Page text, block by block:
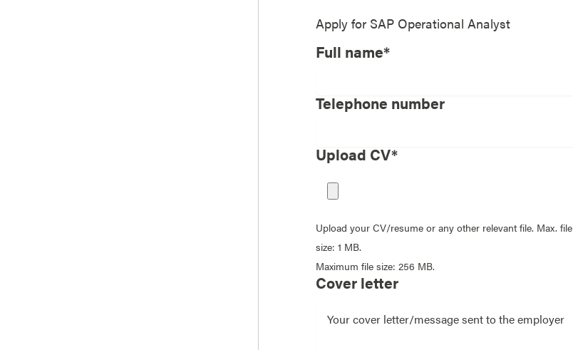
Apply for SAP Operational Analyst
Full name*
Telephone number
Upload CV*
Upload your CV/resume or any other relevant file. Max. file
size: 1 MB.
Maximum file size: 256 MB.
Cover letter